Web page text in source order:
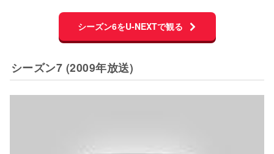
シーズン6をU-NEXTで観る
シーズン7 (2009年放送)